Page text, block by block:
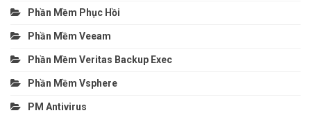
Phần Mềm Phục Hồi
Phần Mềm Veeam
Phần Mềm Veritas Backup Exec
Phần Mềm Vsphere
PM Antivirus